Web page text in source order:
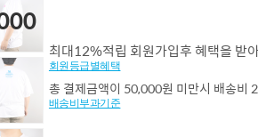
최대12%적립 회원가입후 혜택을 받
회원등급별혜택
총 결제금액이 50,000원 미만시 배송비
배송비부과기준